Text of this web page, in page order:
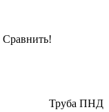
Сравнить!
Труба ПНД